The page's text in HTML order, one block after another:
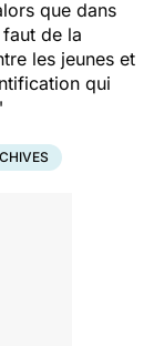
que dans
de la
les jeunes et
qui